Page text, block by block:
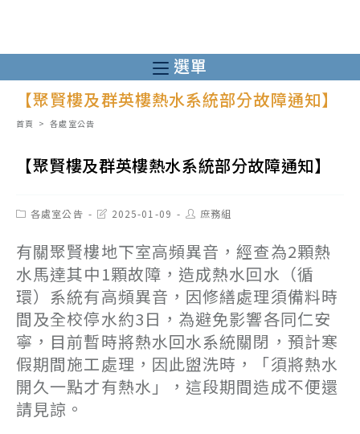
至
主
選單
【聚賢樓及群英樓熱水系統部分故障通知】
首頁 > 各處室公告
【聚賢樓及群英樓熱水系統部分故障通知】
Post各處室公告
Post2025-01-09
Post庶務組
有關聚賢樓地下室高頻異音，經查為2顆熱
水馬達其中1顆故障，造成熱水回水（循
環）系統有高頻異音，因修繕處理須備料時
間及全校停水約3日，為避免影響各同仁安
寧，目前暫時將熱水回水系統關閉，預計寒
假期間施工處理，因此盥洗時，「須將熱水
開久一點才有熱水」，這段期間造成不便還
請見諒。